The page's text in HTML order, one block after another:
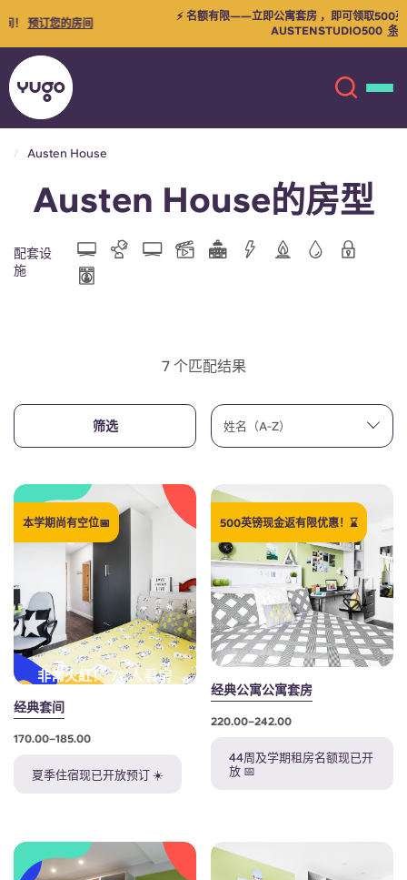
关于我们
账户
English (US)
Chinese
Español
Català
Deutsch
Portuguese
选择一个城市
选择一间公寓
登录
English (GB)
English (US)
⚡ 名额有限——立即公寓套房 ，即可领取500英镑现金返还！使用优惠码：
条件和条款
Austen House
Austen House的房型
配套设
施
7 个匹配结果
筛选 姓名（A-Z）
本学期尚有空位📅
非常火紅！ 7%人看房
经典套间
170.00–185.00
夏季住宿现已开放预订 ☀️
500英镑现金返有限优惠！⌛
经典公寓公寓套房
220.00–242.00
44周及学期租房名额现已开
放 📅